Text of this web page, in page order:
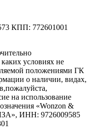
КПП: 772601001
условиях не
положениями ГК
о наличии, видах,
на использование
«Wonzon &
ИНН: 9726009585